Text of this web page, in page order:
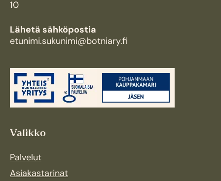
10
Lähetä sähköpostia
etunimi.sukunimi@botniary.fi
Valikko
Palvelut
Asiakastarinat